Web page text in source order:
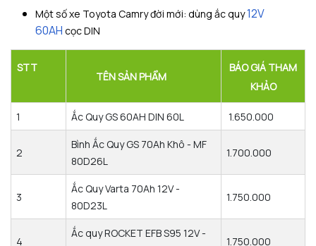
Một số xe Toyota Camry đời mới: dùng ắc quy12V
60AH cọc DIN
STT
TÊN SẢN PHẨM
BÁO GIÁ THAM
KHẢO
1 Ắc Quy GS 60AH DIN 60L 1.650.000
2
Bình Ắc Quy GS 70Ah Khô - MF
80D26L
1.700.000
3
Ắc Quy Varta 70Ah 12V -
80D23L
1.750.000
4
Ắc quy ROCKET EFB S95 12V -
1.750.000